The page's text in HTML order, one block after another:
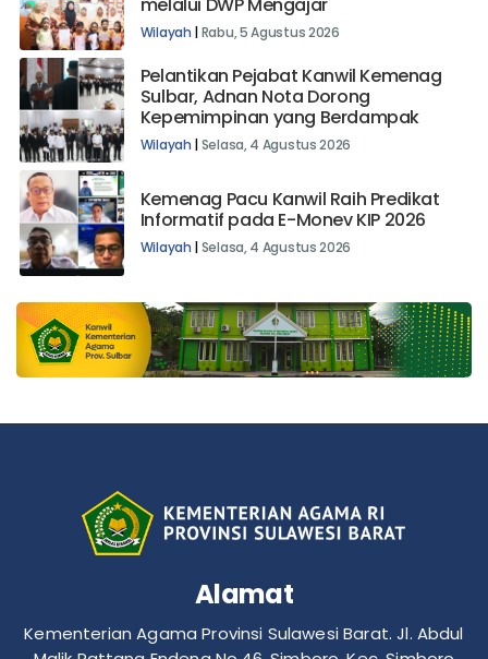
Wilayah |Rabu, 5 Agustus 2026
Pelantikan Pejabat Kanwil Kemenag
Sulbar, Adnan Nota Dorong
Kepemimpinan yang Berdampak
Wilayah |Selasa, 4 Agustus 2026
Kemenag Pacu Kanwil Raih Predikat
Informatif pada E-Monev KIP 2026
Wilayah |Selasa, 4 Agustus 2026
Alamat
Kementerian Agama Provinsi Sulawesi Barat. Jl. Abdul